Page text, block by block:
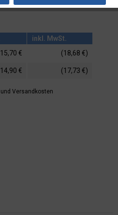
inkl. MwSt.
15,70 € (18,68 €)
14,90 € (17,73 €)
und Versandkosten